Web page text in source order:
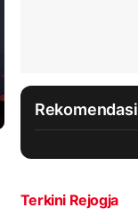
Rekomendasi
Terkini Rejogja